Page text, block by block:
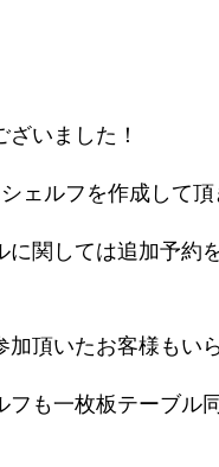
いました！
ェルフを作成して
関しては追加予約
頂いたお客様もい
も一枚板テーブル